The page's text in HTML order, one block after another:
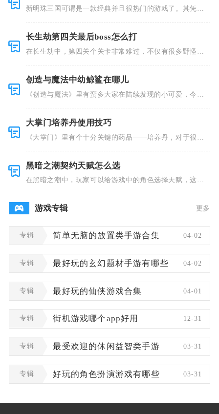
新明珠三国可谓是一款经典并且很热门的游戏了。其凭借
长生劫第四关最后boss怎么打
在长生劫中，第四关个关卡非常难过，不仅有很多野怪，
创造与魔法中幼鲸鲨在哪儿
《创造与魔法》里有蛮多大家在陆续发现的小可爱，今天
大掌门培养丹使用技巧
《大掌门》里有个十分关键的药品——培养丹，对于很多
黑暗之潮契约天赋怎么选
在黑暗之潮中，玩家可以给游戏中的角色选择天赋，这些
游戏专辑 更多
专辑 简单无脑的放置类手游合集 04-02
专辑 最好玩的玄幻题材手游有哪些 04-02
专辑 最好玩的仙侠游戏合集 04-01
专辑 街机游戏哪个app好用 12-31
专辑 最受欢迎的休闲益智类手游 03-31
专辑 好玩的角色扮演游戏有哪些 03-31